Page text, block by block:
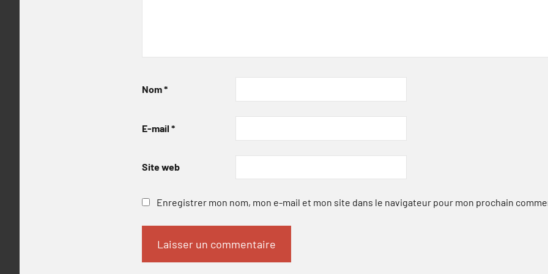
Nom*
E-mail *
Site web
Enregistrer mon nom, mon e-mail et mon site dans le navigateur pour mon prochain